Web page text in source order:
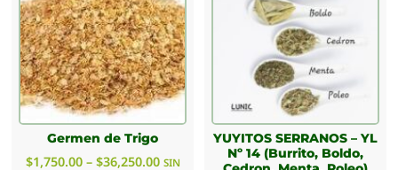
Yerba mate (8)
Yuyos materos (sierras cordobesas) (24)
Germen de Trigo
$1,750.00 – $36,250.00 SIN
YUYITOS SERRANOS – YL
Nº 14 (Burrito, Boldo,